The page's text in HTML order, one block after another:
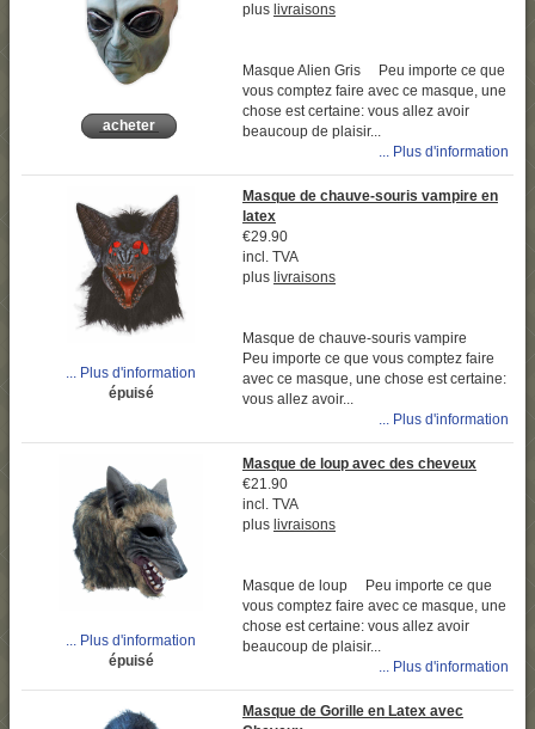
acheter
plus livraisons
Masque Alien Gris Peu importe ce que
vous comptez faire avec ce masque, une
chose est certaine: vous allez avoir
beaucoup de plaisir...
... Plus d'information
... Plus d'information
épuisé
Masque de chauve-souris vampire en
latex
€29.90
incl. TVA
plus livraisons
Masque de chauve-souris vampire
Peu importe ce que vous comptez faire
avec ce masque, une chose est certaine:
vous allez avoir...
... Plus d'information
... Plus d'information
épuisé
Masque de loup avec des cheveux
€21.90
incl. TVA
plus livraisons
Masque de loup Peu importe ce que
vous comptez faire avec ce masque, une
chose est certaine: vous allez avoir
beaucoup de plaisir...
... Plus d'information
Masque de Gorille en Latex avec